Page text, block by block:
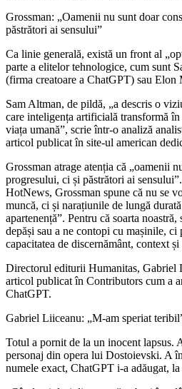
Grossman: „Oamenii nu sunt doar
păstrători ai sensului”
Ca linie generală, există un front al
parte a elitelor tehnologice, cum sunt
(firma creatoare a ChatGPT) sau Elon
Sam Altman, de pildă, „a descris o
care inteligența artificială transformă
viața umană”, scrie într-o analiză
articol publicat în site-ul american
Grossman atrage atenția că „oamenii
progresului, ci și păstrători ai
HotNews, Grossman spune că nu se
muncă, ci și narațiunile de lungă
apartenență”. Pentru că soarta noastră,
depăși sau a ne contopi cu mașinile, ci
capacitatea de discernământ, context
Directorul editurii Humanitas, Gabriel
articol publicat în Contributors cum a
ChatGPT.
Gabriel Liiceanu: „M-am speriat
Totul a pornit de la un inocent lapsus.
personaj din opera lui Dostoievski. A
numele exact, ChatGPT i-a adăugat, la